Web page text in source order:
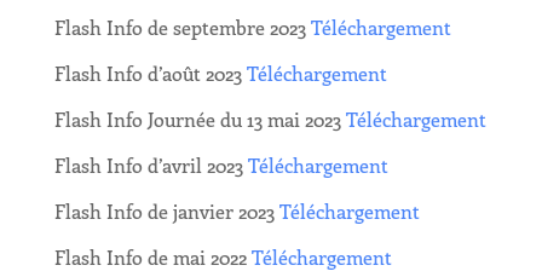
Flash Info de septembre 2023Téléchargement
Flash Info d’août 2023Téléchargement
Flash Info Journée du 13 mai 2023Téléchargement
Flash Info d’avril 2023Téléchargement
Flash Info de janvier 2023Téléchargement
Flash Info de mai 2022Téléchargement